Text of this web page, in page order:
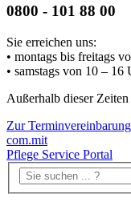
0800 - 101 88 00
Sie erreichen uns:
• montags bis freitags
• samstags von 10 – 16
Außerhalb dieser
Zur Terminvereinbarung
com.mit
Pflege Service Portal